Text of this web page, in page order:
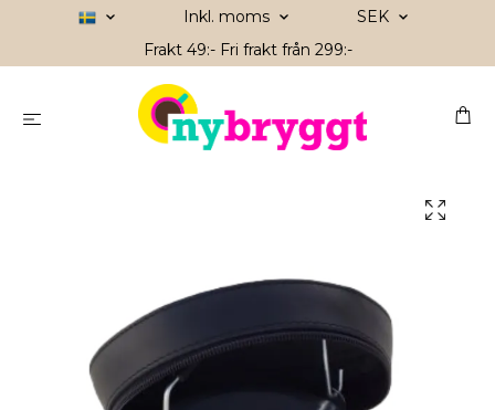
Inkl. moms
SEK
Frakt 49:- Fri frakt från 299:-